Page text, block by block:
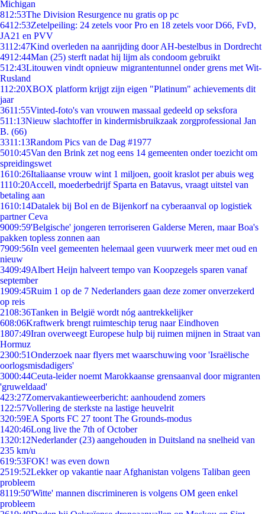
Michigan
812:53The Division Resurgence nu gratis op pc
6412:53Zetelpeiling: 24 zetels voor Pro en 18 zetels voor D66, FvD,
JA21 en PVV
3112:47Kind overleden na aanrijding door AH-bestelbus in Dordrecht
4912:44Man (25) sterft nadat hij lijm als condoom gebruikt
512:43Litouwen vindt opnieuw migrantentunnel onder grens met Wit-
Rusland
112:20XBOX platform krijgt zijn eigen "Platinum" achievements dit
jaar
3611:55Vinted-foto's van vrouwen massaal gedeeld op seksfora
511:13Nieuw slachtoffer in kindermisbruikzaak zorgprofessional Jan
B. (66)
3311:13Random Pics van de Dag #1977
5010:45Van den Brink zet nog eens 14 gemeenten onder toezicht om
spreidingswet
1610:26Italiaanse vrouw wint 1 miljoen, gooit kraslot per abuis weg
1110:20Accell, moederbedrijf Sparta en Batavus, vraagt uitstel van
betaling aan
1610:14Datalek bij Bol en de Bijenkorf na cyberaanval op logistiek
partner Ceva
9009:59'Belgische' jongeren terroriseren Galderse Meren, maar Boa's
pakken topless zonnen aan
7909:56In veel gemeenten helemaal geen vuurwerk meer met oud en
nieuw
3409:49Albert Heijn halveert tempo van Koopzegels sparen vanaf
september
1909:45Ruim 1 op de 7 Nederlanders gaan deze zomer onverzekerd
op reis
2108:36Tanken in België wordt nóg aantrekkelijker
608:06Kraftwerk brengt ruimteschip terug naar Eindhoven
1807:49Iran overweegt Europese hulp bij ruimen mijnen in Straat van
Hormuz
2300:51Onderzoek naar flyers met waarschuwing voor 'Israëlische
oorlogsmisdadigers'
3000:44Ceuta-leider noemt Marokkaanse grensaanval door migranten
'gruweldaad'
423:27Zomervakantieweerbericht: aanhoudend zomers
1 22:57Vollering de sterkste na lastige heuvelrit
320:59EA Sports FC 27 toont The Grounds-modus
1420:46Long live the 7th of October
1320:12Nederlander (23) aangehouden in Duitsland na snelheid van
235 km/u
619:53FOK! was even down
2519:52Lekker op vakantie naar Afghanistan volgens Taliban geen
probleem
8119:50'Witte' mannen discrimineren is volgens OM geen enkel
probleem